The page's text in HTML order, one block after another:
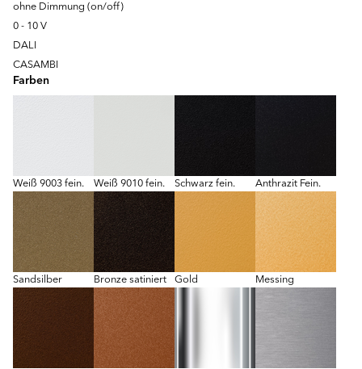
ohne Dimmung (on/off)
0 - 10 V
DALI
CASAMBI
Farben
Weiß 9003 fein. Weiß 9010 fein. Schwarz fein. Anthrazit Fein.
Sandsilber Bronze satiniert Gold Messing